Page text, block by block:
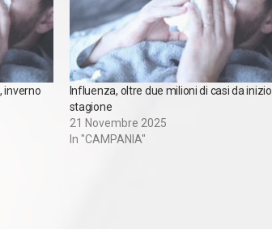
inverno
Influenza, oltre due milioni di casi da inizio
stagione
21 Novembre 2025
In "CAMPANIA"